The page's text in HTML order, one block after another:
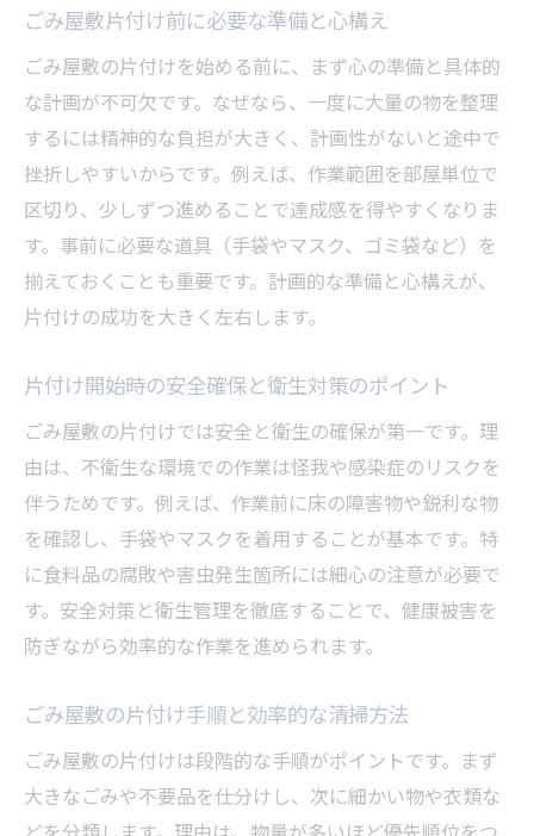
ごみ屋敷片付け前に必要な準備と心構え
ごみ屋敷の片付けを始める前に、まず心の準備と具体的
な計画が不可欠です。なぜなら、一度に大量の物を整理
するには精神的な負担が大きく、計画性がないと途中で
挫折しやすいからです。例えば、作業範囲を部屋単位で
区切り、少しずつ進めることで達成感を得やすくなりま
す。事前に必要な道具（手袋やマスク、ゴミ袋など）を
揃えておくことも重要です。計画的な準備と心構えが、
片付けの成功を大きく左右します。
片付け開始時の安全確保と衛生対策のポイント
ごみ屋敷の片付けでは安全と衛生の確保が第一です。理
由は、不衛生な環境での作業は怪我や感染症のリスクを
伴うためです。例えば、作業前に床の障害物や鋭利な物
を確認し、手袋やマスクを着用することが基本です。特
に食料品の腐敗や害虫発生箇所には細心の注意が必要で
す。安全対策と衛生管理を徹底することで、健康被害を
防ぎながら効率的な作業を進められます。
ごみ屋敷の片付け手順と効率的な清掃方法
ごみ屋敷の片付けは段階的な手順がポイントです。まず
大きなごみや不要品を仕分けし、次に細かい物や衣類な